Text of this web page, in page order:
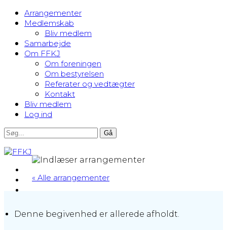
Arrangementer
Medlemskab
Bliv medlem
Samarbejde
Om FFKJ
Om foreningen
Om bestyrelsen
Referater og vedtægter
Kontakt
Bliv medlem
Log ind
« Alle arrangementer
Denne begivenhed er allerede afholdt.